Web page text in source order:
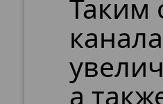
Таким
а